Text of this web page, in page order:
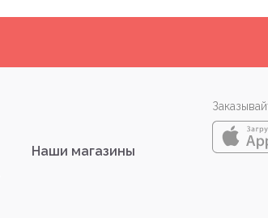
Наши магазины